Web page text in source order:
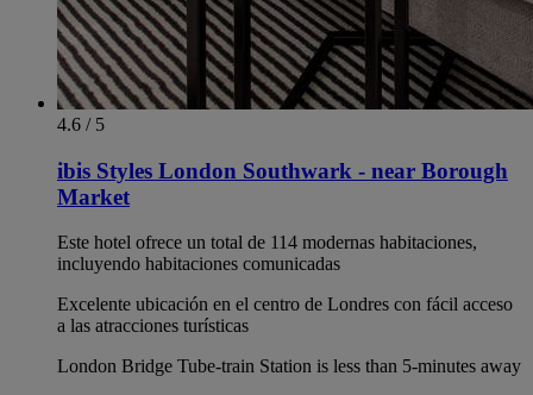
4.6 / 5
ibis Styles London Southwark - near Borough
Market
Este hotel ofrece un total de 114 modernas habitaciones,
incluyendo habitaciones comunicadas
Excelente ubicación en el centro de Londres con fácil acceso
a las atracciones turísticas
London Bridge Tube-train Station is less than 5-minutes away